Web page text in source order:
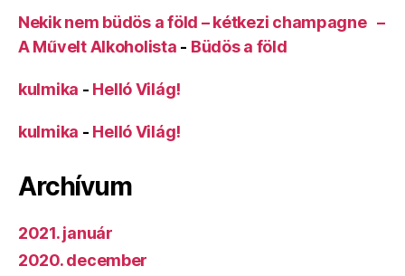
Nekik nem büdös a föld – kétkezi champagne –
A Művelt Alkoholista - Büdös a föld
kulmika - Helló Világ!
kulmika - Helló Világ!
Archívum
2021. január
2020. december